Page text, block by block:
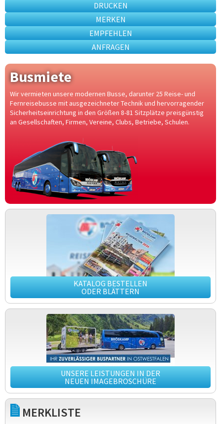
DRUCKEN
MERKEN
EMPFEHLEN
ANFRAGEN
Busmiete
Wir vermieten unsere modernen Busse, darunter 25 Reise- und
Fernreisebusse mit ausgezeichneter Technik und hervorragender
Sicherheitseinrichtung in den Größen 8-81 Sitzplätze preisgünstig
an Gesellschaften, Firmen, Vereine, Clubs, Betriebe, Schulen.
KATALOG BESTELLEN
ODER BLÄTTERN
UNSERE LEISTUNGEN IN DER
NEUEN IMAGEBROSCHÜRE
MERKLISTE